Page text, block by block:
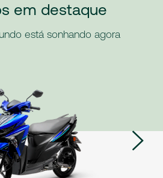
em destaque
está sonhando agora